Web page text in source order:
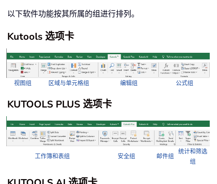
以下软件功能按其所属的组进行排列。
Kutools 选项卡
视图组 区域与单元格组 编辑组 公式组
KUTOOLS PLUS 选项卡
工作簿和表组 安全组 邮件组
统计和筛选
组